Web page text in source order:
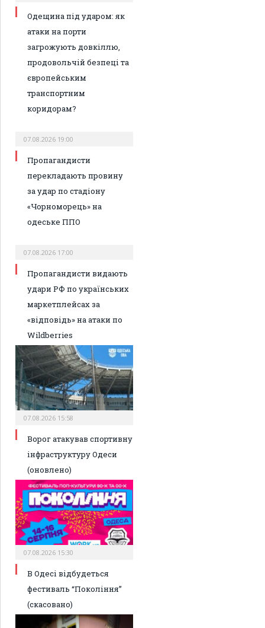
Одещина під ударом: як
атаки на порти
загрожують довкіллю,
продовольчій безпеці та
європейським
транспортним
коридорам?
07.08.2026 19:00
Пропагандисти
перекладають провину
за удар по стадіону
«Чорноморець» на
одеське ППО
07.08.2026 17:00
Пропагандисти видають
удари РФ по українських
маркетплейсах за
«відповідь» на атаки по
Wildberries
07.08.2026 15:58
Ворог атакував спортивну
інфраструктуру Одеси
(оновлено)
07.08.2026 15:30
В Одесі відбудеться
фестиваль “Покоління”
(скасовано)